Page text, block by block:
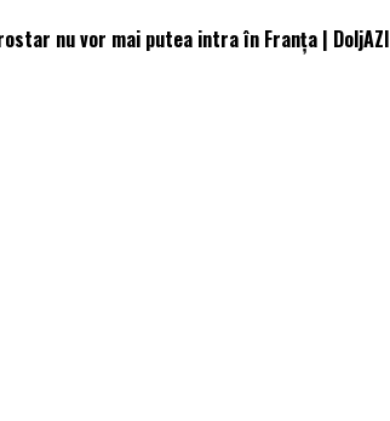
nu vor mai putea intra în Franţa | DoljAZI